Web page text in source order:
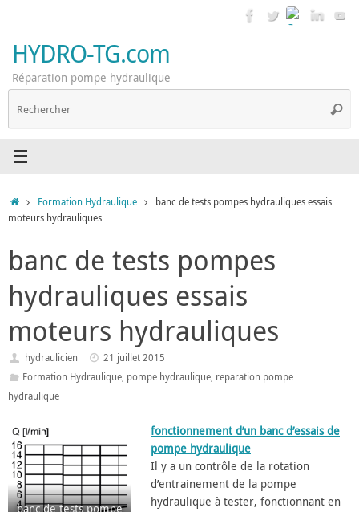
contenu
HYDRO-TG.com
Réparation pompe hydraulique
AccueilFormation Hydraulique
banc de tests pompes hydrauliques essais
moteurs hydrauliques
banc de tests pompes
hydrauliques essais
moteurs hydrauliques
hydraulicien
21 juillet 2015
Formation Hydraulique, pompe hydraulique, reparation pompe
hydraulique
banc de tests pompe
fonctionnement d’un banc d’essais de
pompe hydraulique
Il y a un contrôle de la rotation
d’entrainement de la pompe
hydraulique à tester, fonctionnant en